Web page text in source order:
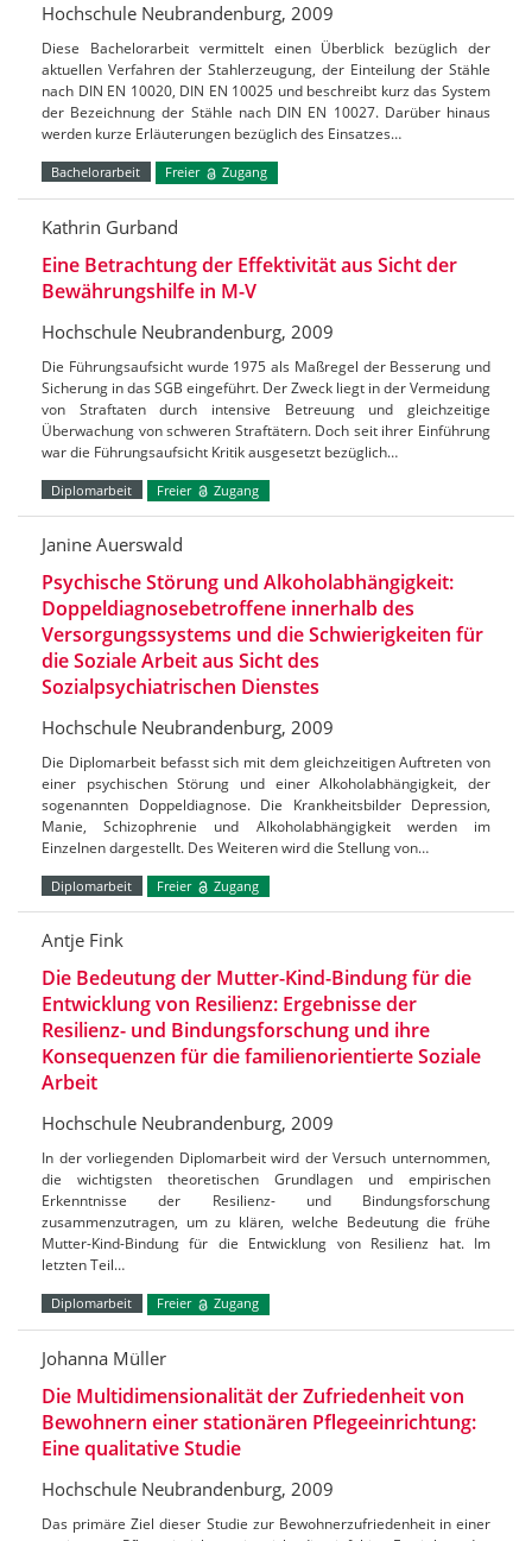
Hochschule Neubrandenburg, 2009
Diese Bachelorarbeit vermittelt einen Überblick bezüglich der
aktuellen Verfahren der Stahlerzeugung, der Einteilung der Stähle
nach DIN EN 10020, DIN EN 10025 und beschreibt kurz das System
der Bezeichnung der Stähle nach DIN EN 10027. Darüber hinaus
werden kurze Erläuterungen bezüglich des Einsatzes…
Bachelorarbeit Freier Zugang
Kathrin Gurband
Eine Betrachtung der Effektivität aus Sicht der
Bewährungshilfe in M-V
Hochschule Neubrandenburg, 2009
Die Führungsaufsicht wurde 1975 als Maßregel der Besserung und
Sicherung in das SGB eingeführt. Der Zweck liegt in der Vermeidung
von Straftaten durch intensive Betreuung und gleichzeitige
Überwachung von schweren Straftätern. Doch seit ihrer Einführung
war die Führungsaufsicht Kritik ausgesetzt bezüglich…
Diplomarbeit Freier Zugang
Janine Auerswald
Psychische Störung und Alkoholabhängigkeit:
Doppeldiagnosebetroffene innerhalb des
Versorgungssystems und die Schwierigkeiten für
die Soziale Arbeit aus Sicht des
Sozialpsychiatrischen Dienstes
Hochschule Neubrandenburg, 2009
Die Diplomarbeit befasst sich mit dem gleichzeitigen Auftreten von
einer psychischen Störung und einer Alkoholabhängigkeit, der
sogenannten Doppeldiagnose. Die Krankheitsbilder Depression,
Manie, Schizophrenie und Alkoholabhängigkeit werden im
Einzelnen dargestellt. Des Weiteren wird die Stellung von…
Diplomarbeit Freier Zugang
Antje Fink
Die Bedeutung der Mutter-Kind-Bindung für die
Entwicklung von Resilienz: Ergebnisse der
Resilienz- und Bindungsforschung und ihre
Konsequenzen für die familienorientierte Soziale
Arbeit
Hochschule Neubrandenburg, 2009
In der vorliegenden Diplomarbeit wird der Versuch unternommen,
die wichtigsten theoretischen Grundlagen und empirischen
Erkenntnisse der Resilienz- und Bindungsforschung
zusammenzutragen, um zu klären, welche Bedeutung die frühe
Mutter-Kind-Bindung für die Entwicklung von Resilienz hat. Im
letzten Teil…
Diplomarbeit Freier Zugang
Johanna Müller
Die Multidimensionalität der Zufriedenheit von
Bewohnern einer stationären Pflegeeinrichtung:
Eine qualitative Studie
Hochschule Neubrandenburg, 2009
Das primäre Ziel dieser Studie zur Bewohnerzufriedenheit in einer